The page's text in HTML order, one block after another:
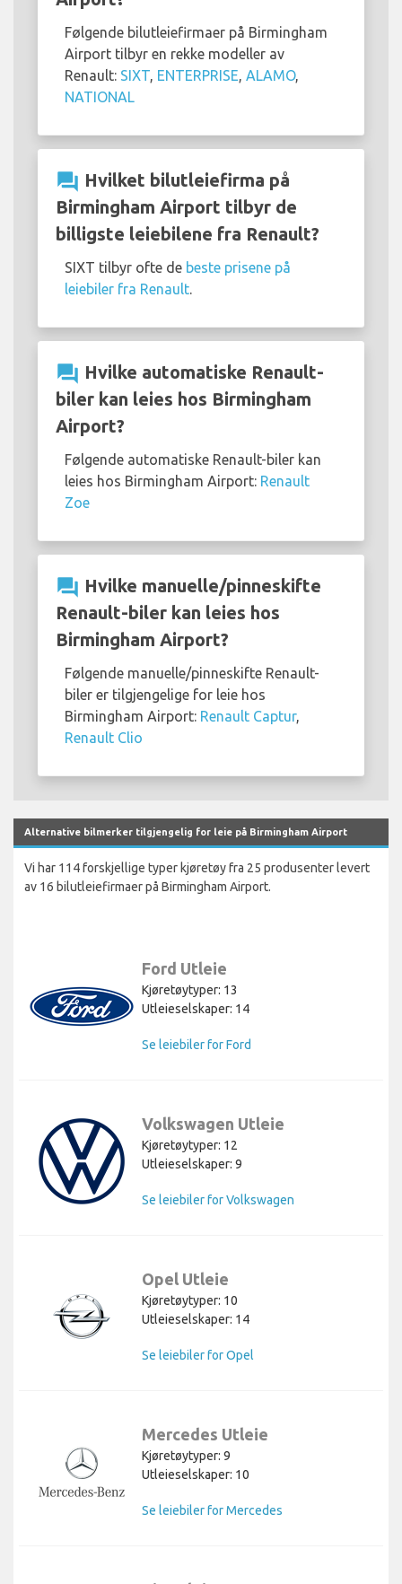
Følgende bilutleiefirmaer på Birmingham
Airport tilbyr en rekke modeller av
Renault: SIXT, ENTERPRISE, ALAMO,
NATIONAL
question_answer Hvilket bilutleiefirma på
Birmingham Airport tilbyr de
billigste leiebilene fra Renault?
SIXT tilbyr ofte de beste prisene på
leiebiler fra Renault.
question_answer Hvilke automatiske Renault-
biler kan leies hos Birmingham
Airport?
Følgende automatiske Renault-biler kan
leies hos Birmingham Airport: Renault
Zoe
question_answer Hvilke manuelle/pinneskifte
Renault-biler kan leies hos
Birmingham Airport?
Følgende manuelle/pinneskifte Renault-
biler er tilgjengelige for leie hos
Birmingham Airport: Renault Captur,
Renault Clio
Alternative bilmerker tilgjengelig for leie på Birmingham Airport
Vi har 114 forskjellige typer kjøretøy fra 25 produsenter levert
av 16 bilutleiefirmaer på Birmingham Airport.
Ford Utleie
Kjøretøytyper: 13
Utleieselskaper: 14
Se leiebiler for Ford
Volkswagen Utleie
Kjøretøytyper: 12
Utleieselskaper: 9
Se leiebiler for Volkswagen
Opel Utleie
Kjøretøytyper: 10
Utleieselskaper: 14
Se leiebiler for Opel
Mercedes Utleie
Kjøretøytyper: 9
Utleieselskaper: 10
Se leiebiler for Mercedes